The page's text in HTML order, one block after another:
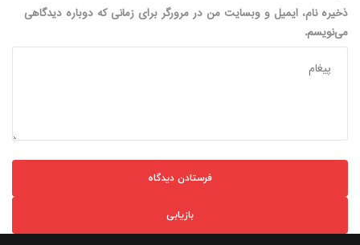
ذخیره نام، ایمیل و وبسایت من در مرورگر برای زمانی که دوباره دیدگاهی
می‌نویسم.
بازیابی